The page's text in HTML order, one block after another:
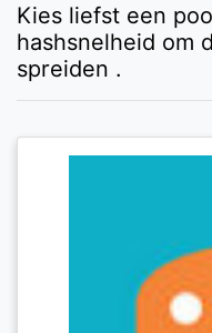
Kies liefst een
hashsnelheid om
spreiden .